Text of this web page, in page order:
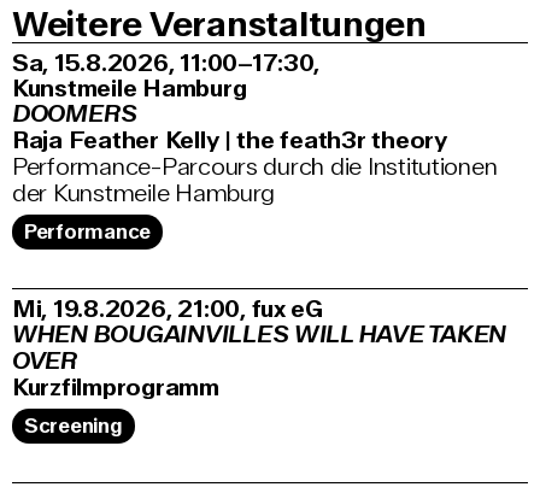
Weitere Veranstaltungen
Sa, 15.8.2026 11:00–17:30,
Kunstmeile Hamburg
DOOMERS
Raja Feather Kelly | the feath3r theory
Performance-Parcours durch die Institutionen
der Kunstmeile Hamburg
Performance
Mi, 19.8.2026 21:00, fux eG
WHEN BOUGAINVILLES WILL HAVE TAKEN
OVER
Kurzfilmprogramm
Screening